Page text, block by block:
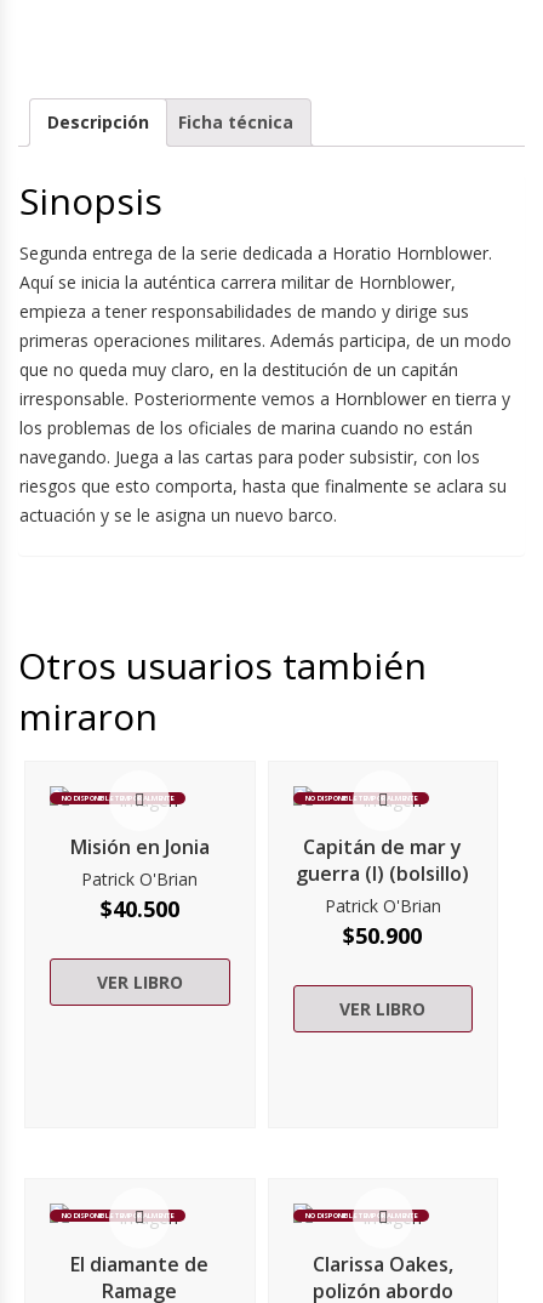
Descripción Ficha técnica
Sinopsis
Segunda entrega de la serie dedicada a Horatio Hornblower.
Aquí se inicia la auténtica carrera militar de Hornblower,
empieza a tener responsabilidades de mando y dirige sus
primeras operaciones militares. Además participa, de un modo
que no queda muy claro, en la destitución de un capitán
irresponsable. Posteriormente vemos a Hornblower en tierra y
los problemas de los oficiales de marina cuando no están
navegando. Juega a las cartas para poder subsistir, con los
riesgos que esto comporta, hasta que finalmente se aclara su
actuación y se le asigna un nuevo barco.
Otros usuarios también
miraron
NO DISPONIBLE TEMPORALMENTE
Misión en Jonia
Patrick O'Brian
$40.500
VER LIBRO
NO DISPONIBLE TEMPORALMENTE
Capitán de mar y
guerra (I) (bolsillo)
Patrick O'Brian
$50.900
VER LIBRO
NO DISPONIBLE TEMPORALMENTE
El diamante de
Ramage
NO DISPONIBLE TEMPORALMENTE
Clarissa Oakes,
polizón abordo